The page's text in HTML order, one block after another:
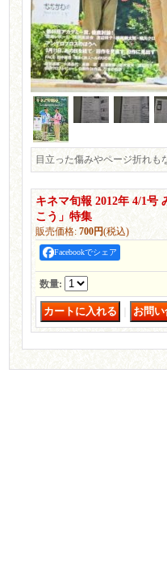
目立った傷みやページ折れも
キネマ旬報 2012年 4/1号
こう」特集
販売価格: 700円(税込)
Facebookでシェア
数量: